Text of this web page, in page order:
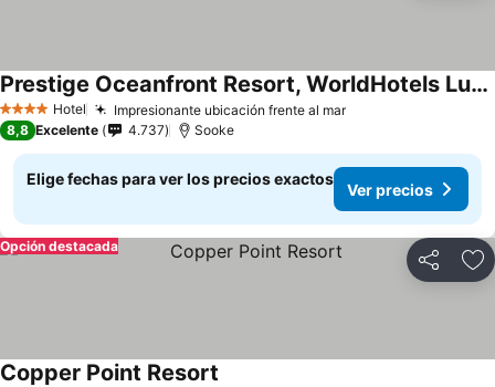
4 EstrellasHotel Impresionante ubicación frente al mar
Prestige Oceanfront Resort, WorldHotels Luxury
8,8 Excelente 4.737 Sooke
Elige fechas para ver los precios exactos
Ver precios
Compartir
Opción destacada
Copper Point Resort